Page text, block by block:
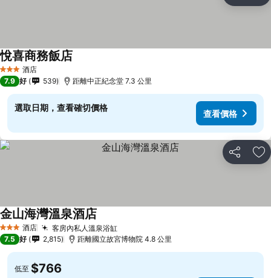
3 星級 酒店
悅喜商務飯店
7.9 好 539 距離中正紀念堂 7.3 公里
選取日期，查看確切價格
查看價格
分享 放
3 星級 酒店 客房內私人溫泉浴缸
金山海灣溫泉酒店
7.5 好 2,815 距離國立故宮博物院 4.8 公里
低至 $766